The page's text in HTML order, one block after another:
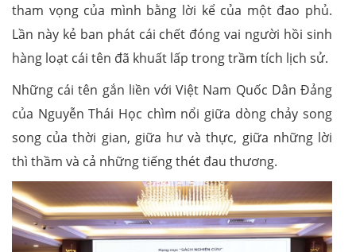
tham vọng của mình bằng lời kể của một đao phủ.
Lần này kẻ ban phát cái chết đóng vai người hồi sinh
hàng loạt cái tên đã khuất lấp trong trầm tích lịch sử.
Những cái tên gắn liền với Việt Nam Quốc Dân Đảng
của Nguyễn Thái Học chìm nổi giữa dòng chảy song
song của thời gian, giữa hư và thực, giữa những lời
thì thầm và cả những tiếng thét đau thương.